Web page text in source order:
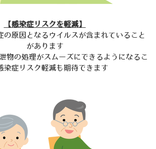
【感染症リスクを軽減】
の原因となるウイルスが含まれていること
があります
物の処理がスムーズにできるようになるこ
染症リスク軽減も期待できます